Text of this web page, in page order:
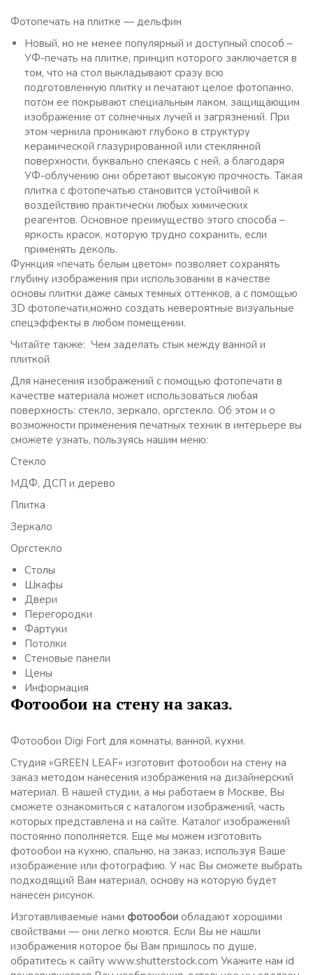
Фотопечать на плитке — дельфин
Новый, но не менее популярный и доступный способ –
УФ-печать на плитке, принцип которого заключается в
том, что на стол выкладывают сразу всю
подготовленную плитку и печатают целое фотопанно,
потом ее покрывают специальным лаком, защищающим
изображение от солнечных лучей и загрязнений. При
этом чернила проникают глубоко в структуру
керамической глазурированной или стеклянной
поверхности, буквально спекаясь с ней, а благодаря
УФ-облучению они обретают высокую прочность. Такая
плитка с фотопечатью становится устойчивой к
воздействию практически любых химических
реагентов. Основное преимущество этого способа –
яркость красок, которую трудно сохранить, если
применять деколь.
Функция «печать белым цветом» позволяет сохранять
глубину изображения при использовании в качестве
основы плитки даже самых темных оттенков, а с помощью
3D фотопечати,можно создать невероятные визуальные
спецэффекты в любом помещении.
Читайте также: Чем заделать стык между ванной и
плиткой
Для нанесения изображений с помощью фотопечати в
качестве материала может использоваться любая
поверхность: стекло, зеркало, оргстекло. Об этом и о
возможности применения печатных техник в интерьере вы
сможете узнать, пользуясь нашим меню:
Стекло
МДФ, ДСП и дерево
Плитка
Зеркало
Оргстекло
Столы
Шкафы
Двери
Перегородки
Фартуки
Потолки
Стеновые панели
Цены
Информация
Фотообои на стену на заказ.
Фотообои Digi Fort для комнаты, ванной, кухни.
Студия «GREEN LEAF» изготовит фотообои на стену на
заказ методом нанесения изображения на дизайнерский
материал. В нашей студии, а мы работаем в Москве, Вы
сможете ознакомиться с каталогом изображений, часть
которых представлена и на сайте. Каталог изображений
постоянно пополняется. Еще мы можем изготовить
фотообои на кухню, спальню, на заказ, используя Ваше
изображение или фотографию. У нас Вы сможете выбрать
подходящий Вам материал, основу на которую будет
нанесен рисунок.
Изготавливаемые нами фотообои обладают хорошими
свойствами — они легко моются. Если Вы не нашли
изображения которое бы Вам пришлось по душе,
обратитесь к сайту www.shutterstock.com Укажите нам id